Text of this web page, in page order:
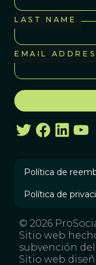
LAST NAME
EMAIL
Política de
Política de
© 2026
Sitio web
subvención del
Sitio web